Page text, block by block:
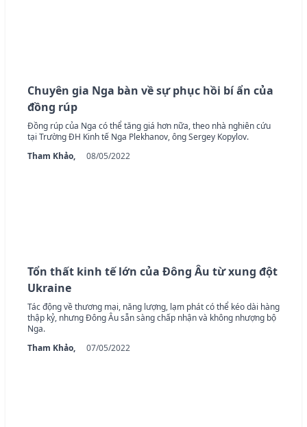
Chuyên gia Nga bàn về sự phục hồi bí ẩn của
đồng rúp
Đồng rúp của Nga có thể tăng giá hơn nữa, theo nhà nghiên cứu
tại Trường ĐH Kinh tế Nga Plekhanov, ông Sergey Kopylov.
Tham Khảo,
08/05/2022
Tổn thất kinh tế lớn của Đông Âu từ xung đột
Ukraine
Tác động về thương mại, năng lượng, lạm phát có thể kéo dài hàng
thập kỷ, nhưng Đông Âu sẵn sàng chấp nhận và không nhượng bộ
Nga.
Tham Khảo,
07/05/2022